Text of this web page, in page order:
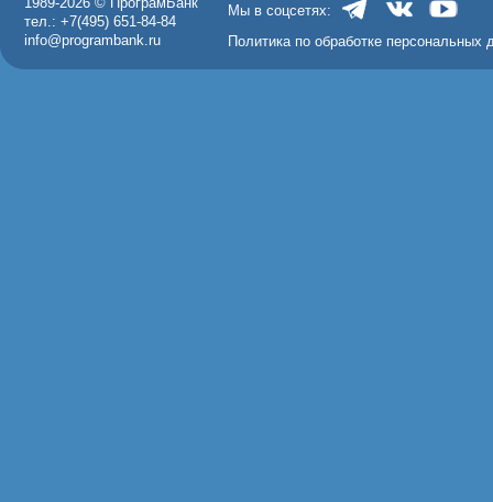
тел.: +7(495) 651-84-84
info@programbank.ru
Мы в соцсетях:
Политика по обработке персональных